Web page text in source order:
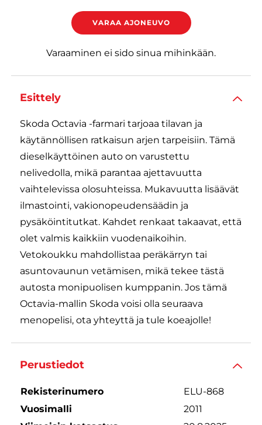
VARAA AJONEUVO
Varaaminen ei sido sinua mihinkään.
Esittely
Skoda Octavia -farmari tarjoaa tilavan ja
käytännöllisen ratkaisun arjen tarpeisiin. Tämä
dieselkäyttöinen auto on varustettu
nelivedolla, mikä parantaa ajettavuutta
vaihtelevissa olosuhteissa. Mukavuutta lisäävät
ilmastointi, vakionopeudensäädin ja
pysäköintitutkat. Kahdet renkaat takaavat, että
olet valmis kaikkiin vuodenaikoihin.
Vetokoukku mahdollistaa peräkärryn tai
asuntovaunun vetämisen, mikä tekee tästä
autosta monipuolisen kumppanin. Jos tämä
Octavia-mallin Skoda voisi olla seuraava
menopelisi, ota yhteyttä ja tule koeajolle!
Perustiedot
Rekisterinumero
ELU-868
Vuosimalli
2011